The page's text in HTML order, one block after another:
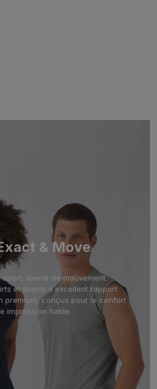
& Move
sport, liberté de mouvement.
et shorts à excellent rapport
premium, conçus pour le confort
impression fiable.